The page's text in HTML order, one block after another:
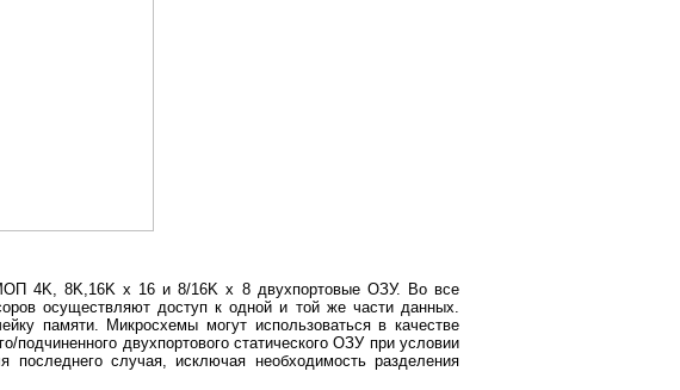
4K, 8K,16K x 16 и 8/16K x 8 двухпортовые ОЗУ. Во все
осуществляют доступ к одной и той же части данных.
памяти. Микросхемы могут использоваться в качестве
подчиненного двухпортового статического ОЗУ при условии
случая, исключая необходимость разделения